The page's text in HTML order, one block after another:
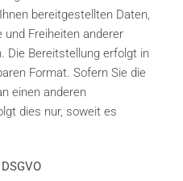
bereitgestellten Daten,
Freiheiten anderer
Die Bereitstellung erfolgt in
Format. Sofern Sie die
einen anderen
dies nur, soweit es